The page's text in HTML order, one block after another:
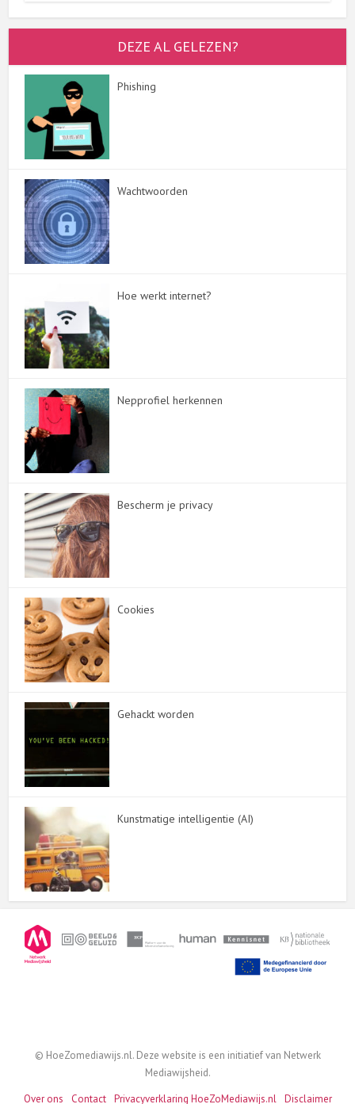
DEZE AL GELEZEN?
Phishing
Wachtwoorden
Hoe werkt internet?
Nepprofiel herkennen
Bescherm je privacy
Cookies
Gehackt worden
Kunstmatige intelligentie (AI)
© HoeZomediawijs.nl. Deze website is een initiatief van Netwerk
Mediawijsheid.
Over ons
Contact Privacyverklaring HoeZoMediawijs.nl Disclaimer